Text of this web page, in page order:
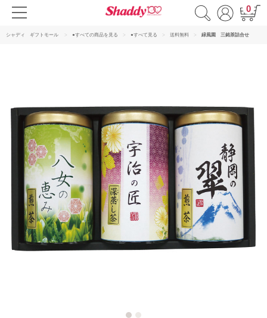
0
シャディ ギフトモール ●すべての商品を見る ●すべて見る 送料無料 緑風園 三銘茶詰合せ